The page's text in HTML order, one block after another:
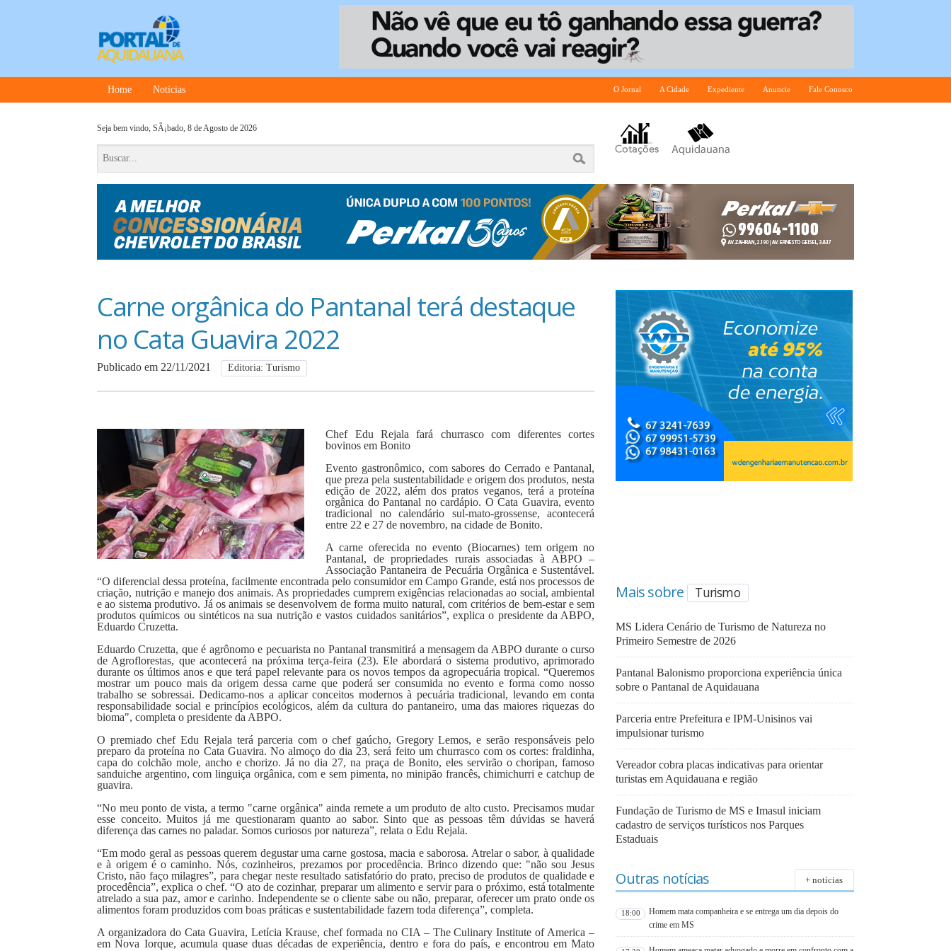
Home Notícias O Jornal A Cidade Expediente Anuncie Fale Conosco
Seja bem vindo, SÃ¡bado, 8 de Agosto de 2026
Carne orgânica do Pantanal terá destaque
no Cata Guavira 2022
Publicado em 22/11/2021 Editoria: Turismo
Chef Edu Rejala fará churrasco com diferentes cortes
bovinos em Bonito
Evento gastronômico, com sabores do Cerrado e Pantanal,
que preza pela sustentabilidade e origem dos produtos, nesta
edição de 2022, além dos pratos veganos, terá a proteína
orgânica do Pantanal no cardápio. O Cata Guavira, evento
tradicional no calendário sul-mato-grossense, acontecerá
entre 22 e 27 de novembro, na cidade de Bonito.
A carne oferecida no evento (Biocarnes) tem origem no
Pantanal, de propriedades rurais associadas à ABPO –
Associação Pantaneira de Pecuária Orgânica e Sustentável.
“O diferencial dessa proteína, facilmente encontrada pelo consumidor em Campo Grande, está nos processos de
criação, nutrição e manejo dos animais. As propriedades cumprem exigências relacionadas ao social, ambiental
e ao sistema produtivo. Já os animais se desenvolvem de forma muito natural, com critérios de bem-estar e sem
produtos químicos ou sintéticos na sua nutrição e vastos cuidados sanitários”, explica o presidente da ABPO,
Eduardo Cruzetta.
Eduardo Cruzetta, que é agrônomo e pecuarista no Pantanal transmitirá a mensagem da ABPO durante o curso
de Agroflorestas, que acontecerá na próxima terça-feira (23). Ele abordará o sistema produtivo, aprimorado
durante os últimos anos e que terá papel relevante para os novos tempos da agropecuária tropical. “Queremos
mostrar um pouco mais da origem dessa carne que poderá ser consumida no evento e forma como nosso
trabalho se sobressai. Dedicamo-nos a aplicar conceitos modernos à pecuária tradicional, levando em conta
responsabilidade social e princípios ecológicos, além da cultura do pantaneiro, uma das maiores riquezas do
bioma", completa o presidente da ABPO.
O premiado chef Edu Rejala terá parceria com o chef gaúcho, Gregory Lemos, e serão responsáveis pelo
preparo da proteína no Cata Guavira. No almoço do dia 23, será feito um churrasco com os cortes: fraldinha,
capa do colchão mole, ancho e chorizo. Já no dia 27, na praça de Bonito, eles servirão o choripan, famoso
sanduiche argentino, com linguiça orgânica, com e sem pimenta, no minipão francês, chimichurri e catchup de
guavira.
“No meu ponto de vista, a termo "carne orgânica" ainda remete a um produto de alto custo. Precisamos mudar
esse conceito. Muitos já me questionaram quanto ao sabor. Sinto que as pessoas têm dúvidas se haverá
diferença das carnes no paladar. Somos curiosos por natureza”, relata o Edu Rejala.
“Em modo geral as pessoas querem degustar uma carne gostosa, macia e saborosa. Atrelar o sabor, à qualidade
e à origem é o caminho. Nós, cozinheiros, prezamos por procedência. Brinco dizendo que: "não sou Jesus
Cristo, não faço milagres”, para chegar neste resultado satisfatório do prato, preciso de produtos de qualidade e
procedência”, explica o chef. “O ato de cozinhar, preparar um alimento e servir para o próximo, está totalmente
atrelado a sua paz, amor e carinho. Independente se o cliente sabe ou não, preparar, oferecer um prato onde os
alimentos foram produzidos com boas práticas e sustentabilidade fazem toda diferença”, completa.
A organizadora do Cata Guavira, Letícia Krause, chef formada no CIA – The Culinary Institute of America –
em Nova Iorque, acumula quase duas décadas de experiência, dentro e fora do país, e encontrou em Mato
Mais sobre Turismo
MS Lidera Cenário de Turismo de Natureza no
Primeiro Semestre de 2026
Pantanal Balonismo proporciona experiência única
sobre o Pantanal de Aquidauana
Parceria entre Prefeitura e IPM-Unisinos vai
impulsionar turismo
Vereador cobra placas indicativas para orientar
turistas em Aquidauana e região
Fundação de Turismo de MS e Imasul iniciam
cadastro de serviços turísticos nos Parques
Estaduais
Outras notícias + notícias
18:00
Homem mata companheira e se entrega um dia depois do
crime em MS